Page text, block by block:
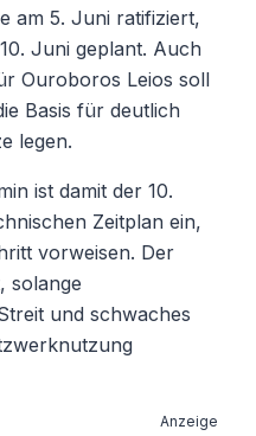
am 5. Juni ratifiziert,
Juni geplant. Auch
Ouroboros Leios soll
Basis für deutlich
legen.
ist damit der 10.
Zeitplan ein,
vorweisen. Der
solange
und schwaches
Anzeige